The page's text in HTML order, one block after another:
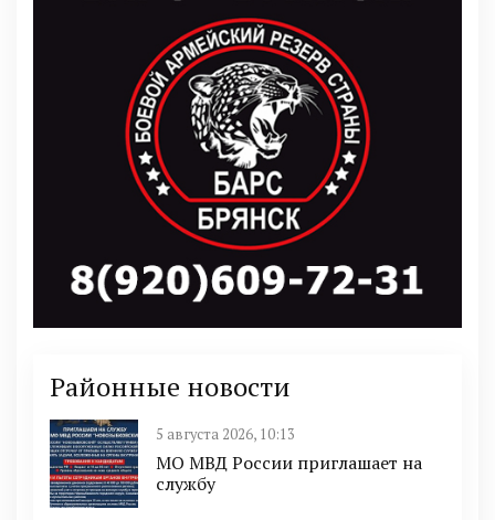
Районные новости
5 августа 2026, 10:13
МО МВД России приглашает на
службу